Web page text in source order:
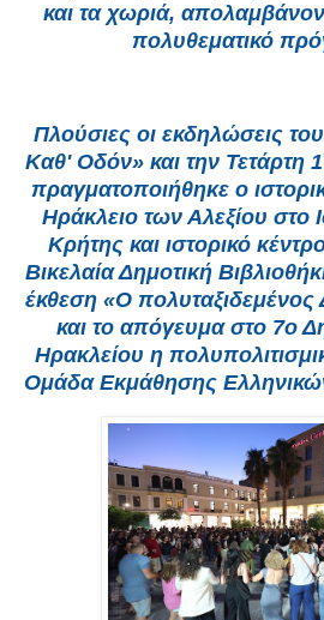
και τα χωριά,
πολυθεματικό
Πλούσιες οι εκδηλώσεις
Καθ' Οδόν» και την Τετάρτη
πραγματοποιήθηκε ο
Ηράκλειο των Αλεξίου στο
Κρήτης και ιστορικό
Βικελαία Δημοτική
έκθεση «Ο πολυταξιδεμένος
και το απόγευμα στο 7ο
Ηρακλείου η
Ομάδα Εκμάθησης